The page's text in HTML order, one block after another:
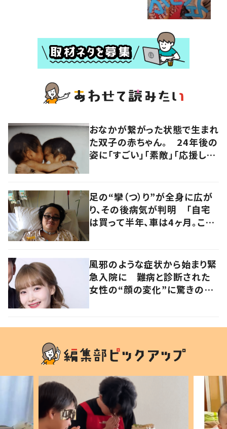
おなかが繋がった状態で生まれ
た双子の赤ちゃん。 24年後の
姿に「すごい」「素敵」「応援して
足の“攣（つ）り”が全身に広が
り、その後病気が判明 「自宅
は買って半年、車は4ヶ月。この
聞いた
風邪のような症状から始まり緊
急入院に 難病と診断された
女性の“顔の変化”に驚きの